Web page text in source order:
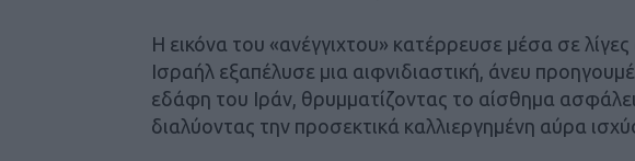
Η εικόνα του «ανέγγιχτου» κατέρρευσε μέσα σε
Ισραήλ εξαπέλυσε μια αιφνιδιαστική, άνευ
εδάφη του Ιράν, θρυμματίζοντας το αίσθημα
διαλύοντας την προσεκτικά καλλιεργημένη αύρα